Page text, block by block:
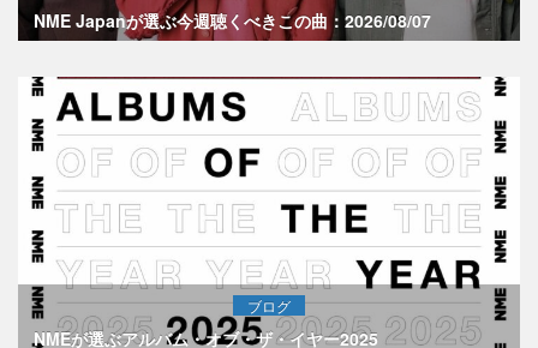
NME Japanが選ぶ今週聴くべきこの曲：2026/08/07
ブログ
NMEが選ぶアルバム・オブ・ザ・イヤー2025